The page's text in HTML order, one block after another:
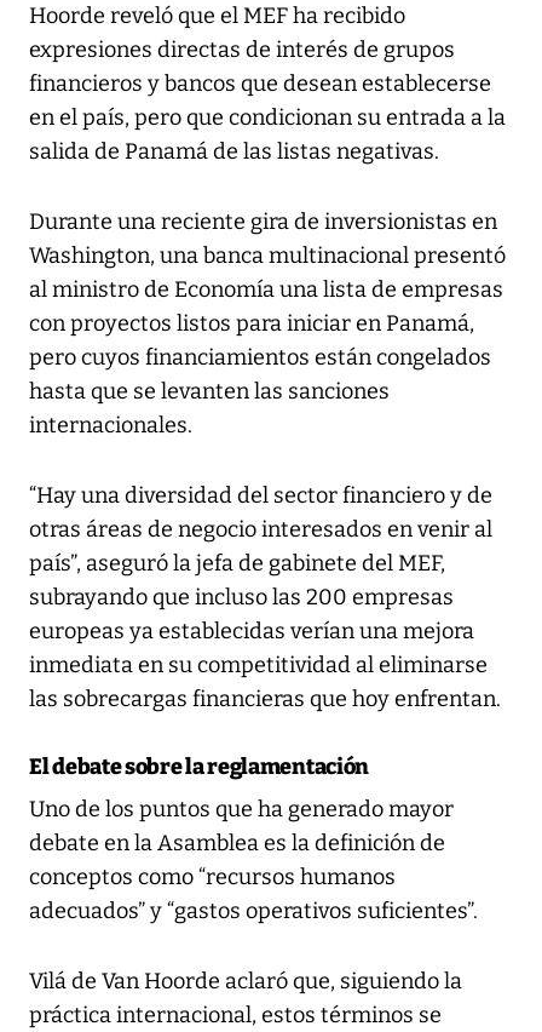
Hoorde reveló que el MEF ha recibido
expresiones directas de interés de grupos
financieros y bancos que desean establecerse
en el país, pero que condicionan su entrada a la
salida de Panamá de las listas negativas.
Durante una reciente gira de inversionistas en
Washington, una banca multinacional presentó
al ministro de Economía una lista de empresas
con proyectos listos para iniciar en Panamá,
pero cuyos financiamientos están congelados
hasta que se levanten las sanciones
internacionales.
“Hay una diversidad del sector financiero y de
otras áreas de negocio interesados en venir al
país”, aseguró la jefa de gabinete del MEF,
subrayando que incluso las 200 empresas
europeas ya establecidas verían una mejora
inmediata en su competitividad al eliminarse
las sobrecargas financieras que hoy enfrentan.
El debate sobre la reglamentación
Uno de los puntos que ha generado mayor
debate en la Asamblea es la definición de
conceptos como “recursos humanos
adecuados” y “gastos operativos suficientes”.
Vilá de Van Hoorde aclaró que, siguiendo la
práctica internacional, estos términos se